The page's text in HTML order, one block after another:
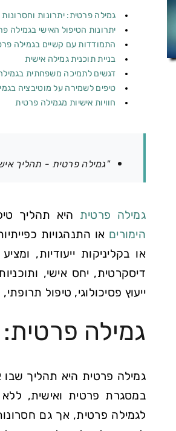
גמילה פרטית: יתרונות וחסרונות
יתרונות הטיפול האישי בגמילה
התמודדות עם קשיים בגמילה
בניית תוכנית גמילה אישית
דגשים לתמיכה משפחתית
טיפים לשמירה על מוטיבציה
חוויות אישיות מגמילה פרטית
"גמילה פרטית - תהליך
גמילה פרטית היא תהליך
הימורים או התנהגויות
או בקליניקות ייעודיות,
דיסקרטית, יחס אישי,
ייעוץ פסיכולוגי, טיפול
גמילה פרטית:
גמילה פרטית היא תהליך
במסגרת פרטית ואישית, ללא
לגמילה פרטית, אך גם